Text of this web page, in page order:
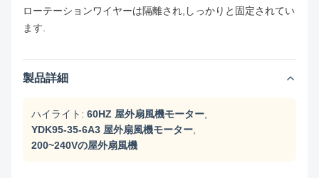
ローテーションワイヤーは隔離され,しっかりと固定されてい
ます.
製品詳細
ハイライト: 60HZ 屋外扇風機モーター
YDK95-35-6A3 屋外扇風機モーター
200~240Vの屋外扇風機